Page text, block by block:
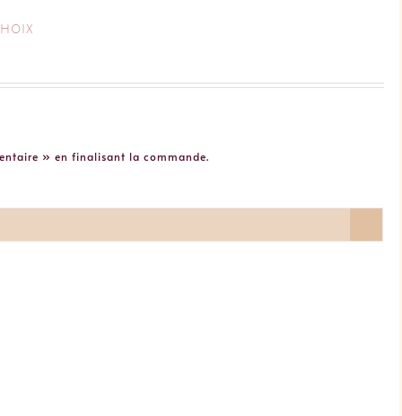
» en finalisant la commande.